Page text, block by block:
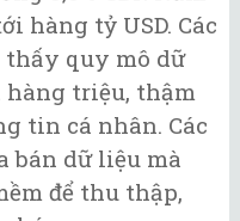
hàng tỷ USD. Các
quy mô dữ
triệu, thậm
tin cá nhân. Các
bán dữ liệu mà
để thu thập,